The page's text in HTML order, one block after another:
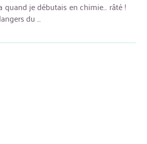
quand je débutais en chimie… râté !
du …